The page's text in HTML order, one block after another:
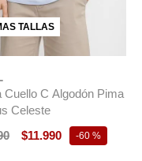
Polo Lino Algodón
Beige
.990 $19.990 -60 %